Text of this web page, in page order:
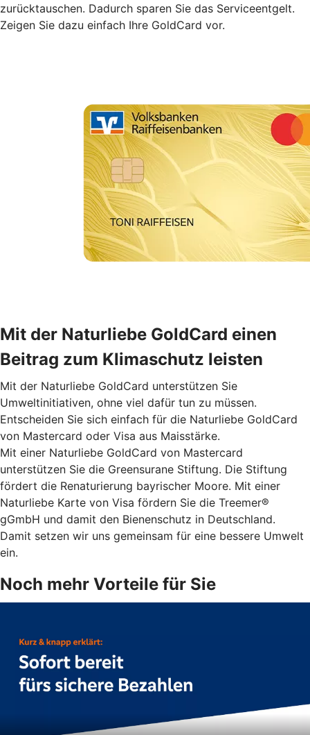
zurücktauschen. Dadurch sparen Sie das Serviceentgelt.
Zeigen Sie dazu einfach Ihre GoldCard vor.
Mit der Naturliebe GoldCard einen
Beitrag zum Klimaschutz leisten
Mit der Naturliebe GoldCard unterstützen Sie
Umweltinitiativen, ohne viel dafür tun zu müssen.
Entscheiden Sie sich einfach für die Naturliebe GoldCard
von Mastercard oder Visa aus Maisstärke.
Mit einer Naturliebe GoldCard von Mastercard
unterstützen Sie die Greensurane Stiftung. Die Stiftung
fördert die Renaturierung bayrischer Moore. Mit einer
Naturliebe Karte von Visa fördern Sie die Treemer®
gGmbH und damit den Bienenschutz in Deutschland.
Damit setzen wir uns gemeinsam für eine bessere Umwelt
ein.
Noch mehr Vorteile für Sie